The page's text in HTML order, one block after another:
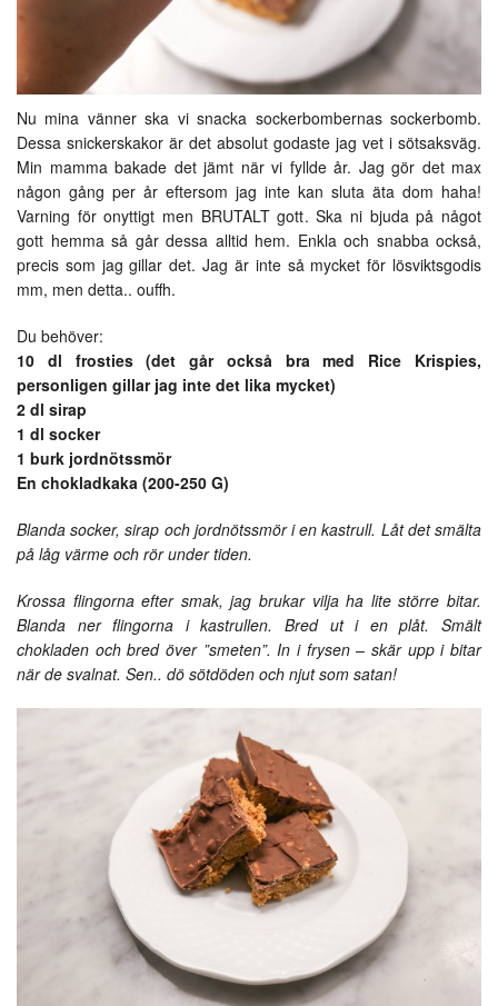
Nu mina vänner ska vi snacka sockerbombernas sockerbomb.
Dessa snickerskakor är det absolut godaste jag vet i sötsaksväg.
Min mamma bakade det jämt när vi fyllde år. Jag gör det max
någon gång per år eftersom jag inte kan sluta äta dom haha!
Varning för onyttigt men BRUTALT gott. Ska ni bjuda på något
gott hemma så går dessa alltid hem. Enkla och snabba också,
precis som jag gillar det. Jag är inte så mycket för lösviktsgodis
mm, men detta.. ouffh.
Du behöver:
10 dl frosties (det går också bra med Rice Krispies,
personligen gillar jag inte det lika mycket)
2 dl sirap
1 dl socker
1 burk jordnötssmör
En chokladkaka (200-250 G)
Blanda socker, sirap och jordnötssmör i en kastrull. Låt det smälta
på låg värme och rör under tiden.
Krossa flingorna efter smak, jag brukar vilja ha lite större bitar.
Blanda ner flingorna i kastrullen. Bred ut i en plåt. Smält
chokladen och bred över ”smeten”. In i frysen – skär upp i bitar
när de svalnat. Sen.. dö sötdöden och njut som satan!